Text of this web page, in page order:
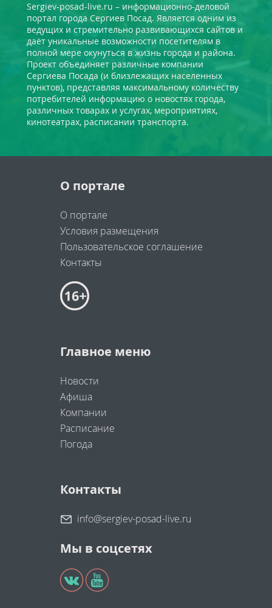
Sergiev-posad-live.ru – информационно-деловой
портал города Сергиев Посад. Является одним из
ведущих и стремительно развивающихся сайтов и
даёт уникальные возможности посетителям в
полной мере окунуться в жизнь города и района.
Проект объединяет различные компании
Сергиева Посада (и близлежащих населенных
пунктов), представляя максимальному количеству
потребителей информацию о новостях города,
различных товарах и услугах, мероприятиях,
кинотеатрах, расписании транспорта.
О портале
О портале
Условия размещения
Пользовательское соглашение
Контакты
Главное меню
Новости
Афиша
Компании
Расписание
Погода
Контакты
info@sergiev-posad-live.ru
Мы в соцсетях